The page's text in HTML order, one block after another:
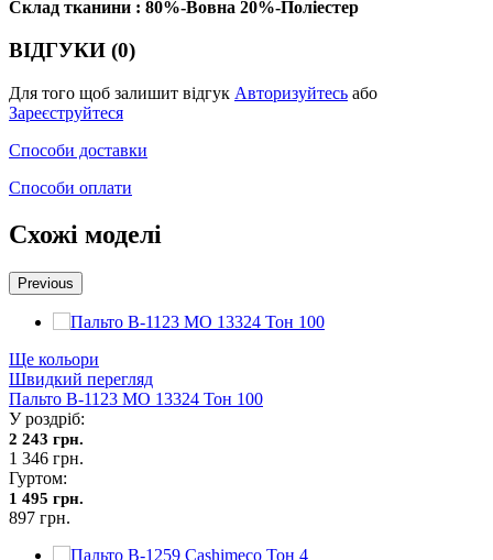
Склад тканини : 80%-Вовна 20%-Поліестер
ВІДГУКИ (0)
Для того щоб залишит відгук Авторизуйтесь або
Зареєструйтеся
Способи доставки
Способи оплати
Схожі моделі
Previous
Ще кольори
Швидкий перегляд
Пальто В-1123 MO 13324 Тон 100
У роздріб:
2 243 грн.
1 346 грн.
Гуртом:
1 495 грн.
897 грн.